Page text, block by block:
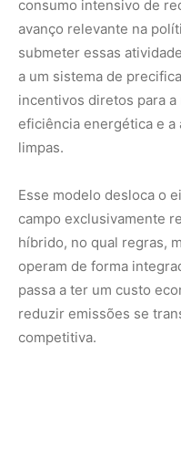
reduzir emissões se
competitiva.